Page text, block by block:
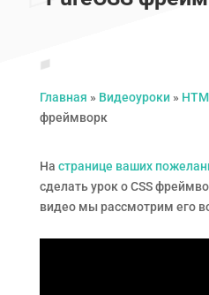
Главная » Видеоуроки »
фреймворк
На странице ваших
сделать урок о CSS
видео мы рассмотрим его